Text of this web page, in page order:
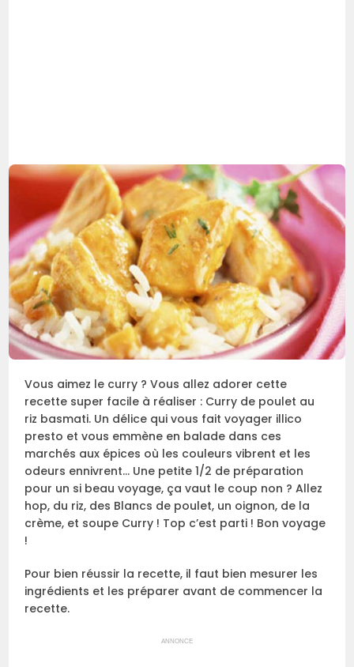
Vous aimez le curry ? Vous allez adorer cette
recette super facile à réaliser : Curry de poulet au
riz basmati. Un délice qui vous fait voyager illico
presto et vous emmène en balade dans ces
marchés aux épices où les couleurs vibrent et les
odeurs ennivrent… Une petite 1/2 de préparation
pour un si beau voyage, ça vaut le coup non ? Allez
hop, du riz, des Blancs de poulet, un oignon, de la
crème, et soupe Curry ! Top c’est parti ! Bon voyage
!
Pour bien réussir la recette, il faut bien mesurer les
ingrédients et les préparer avant de commencer la
recette.
ANNONCE